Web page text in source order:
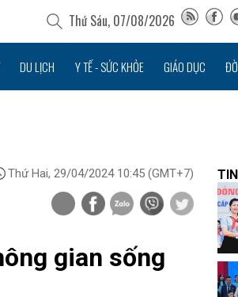
Thứ Sáu, 07/08/2026
DU LỊCH Y TẾ - SỨC KHỎE GIÁO DỤC
Thứ Hai, 29/04/2024 10:45 (GMT+7)
gian sống